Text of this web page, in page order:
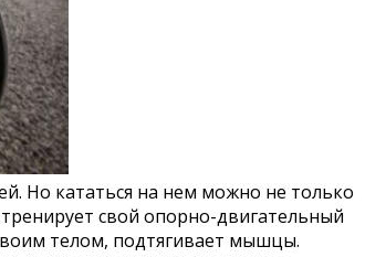
Но кататься на нем можно не только
свой опорно-двигательный
телом, подтягивает мышцы.